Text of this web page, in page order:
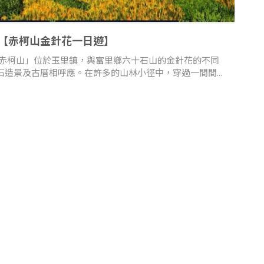
赤柯山金針花一日遊】
柯山」位於玉里鎮，與富里鄉六十石山的金針花的不同
景及古厝相呼應。在許多的山林小徑中，穿過一間間...